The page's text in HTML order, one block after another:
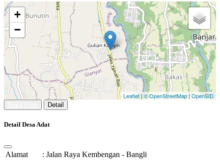
+
−
Leaflet | © OpenStreetMap |OpenSID
Detail
Detail Desa Adat
Alamat : Jalan Raya Kembengan - Bangli